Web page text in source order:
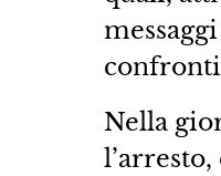
confronti
Nella